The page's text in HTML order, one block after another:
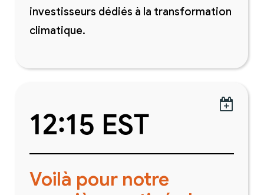
investisseurs dédiés à la transformation
climatique.

12:15 EST
Voilà pour notre